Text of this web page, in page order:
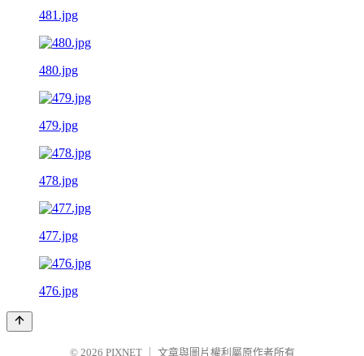
481.jpg
480.jpg
479.jpg
478.jpg
477.jpg
476.jpg
© 2026 PIXNET 文章與圖片權利屬原作者所有